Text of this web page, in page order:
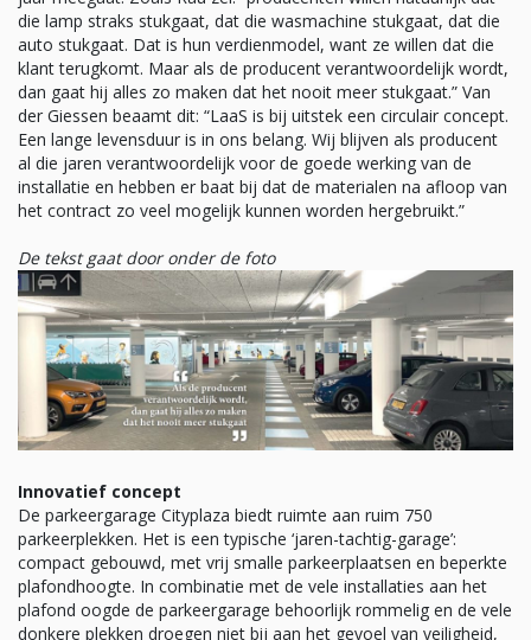
die lamp straks stukgaat, dat die wasmachine stukgaat, dat die
auto stukgaat. Dat is hun verdienmodel, want ze willen dat die
klant terugkomt. Maar als de producent verantwoordelijk wordt,
dan gaat hij alles zo maken dat het nooit meer stukgaat.” Van
der Giessen beaamt dit: “LaaS is bij uitstek een circulair concept.
Een lange levensduur is in ons belang. Wij blijven als producent
al die jaren verantwoordelijk voor de goede werking van de
installatie en hebben er baat bij dat de materialen na afloop van
het contract zo veel mogelijk kunnen worden hergebruikt.”
De tekst gaat door onder de foto
Innovatief concept
De parkeergarage Cityplaza biedt ruimte aan ruim 750
parkeerplekken. Het is een typische ‘jaren-tachtig-garage’:
compact gebouwd, met vrij smalle parkeerplaatsen en beperkte
plafondhoogte. In combinatie met de vele installaties aan het
plafond oogde de parkeergarage behoorlijk rommelig en de vele
donkere plekken droegen niet bij aan het gevoel van veiligheid,